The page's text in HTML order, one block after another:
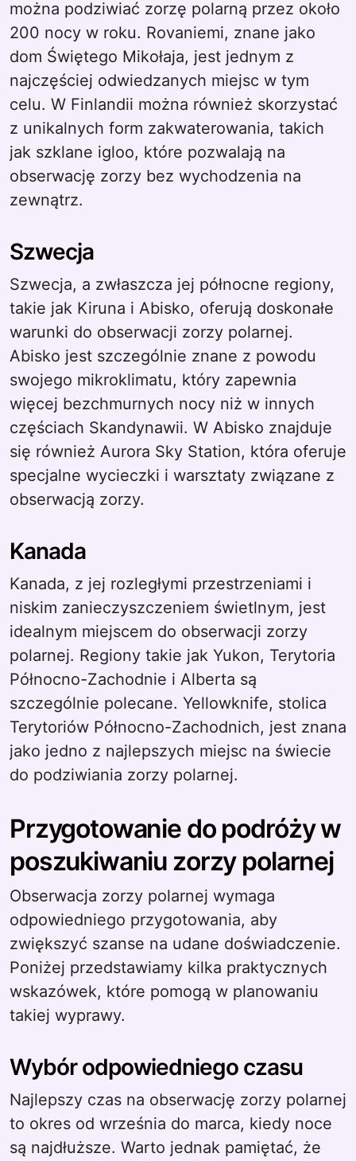
można podziwiać zorzę polarną przez około
200 nocy w roku. Rovaniemi, znane jako
dom Świętego Mikołaja, jest jednym z
najczęściej odwiedzanych miejsc w tym
celu. W Finlandii można również skorzystać
z unikalnych form zakwaterowania, takich
jak szklane igloo, które pozwalają na
obserwację zorzy bez wychodzenia na
zewnątrz.
Szwecja
Szwecja, a zwłaszcza jej północne regiony,
takie jak Kiruna i Abisko, oferują doskonałe
warunki do obserwacji zorzy polarnej.
Abisko jest szczególnie znane z powodu
swojego mikroklimatu, który zapewnia
więcej bezchmurnych nocy niż w innych
częściach Skandynawii. W Abisko znajduje
się również Aurora Sky Station, która oferuje
specjalne wycieczki i warsztaty związane z
obserwacją zorzy.
Kanada
Kanada, z jej rozległymi przestrzeniami i
niskim zanieczyszczeniem świetlnym, jest
idealnym miejscem do obserwacji zorzy
polarnej. Regiony takie jak Yukon, Terytoria
Północno-Zachodnie i Alberta są
szczególnie polecane. Yellowknife, stolica
Terytoriów Północno-Zachodnich, jest znana
jako jedno z najlepszych miejsc na świecie
do podziwiania zorzy polarnej.
Przygotowanie do podróży w
poszukiwaniu zorzy polarnej
Obserwacja zorzy polarnej wymaga
odpowiedniego przygotowania, aby
zwiększyć szanse na udane doświadczenie.
Poniżej przedstawiamy kilka praktycznych
wskazówek, które pomogą w planowaniu
takiej wyprawy.
Wybór odpowiedniego czasu
Najlepszy czas na obserwację zorzy polarnej
to okres od września do marca, kiedy noce
są najdłuższe. Warto jednak pamiętać, że